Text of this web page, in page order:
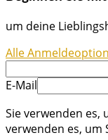
um deine
Alle
E-Mail
Sie verwenden es,
verwenden es, um